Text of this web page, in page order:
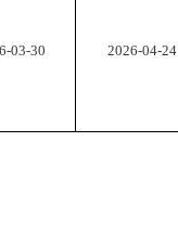
6-03-30 2026-04-24